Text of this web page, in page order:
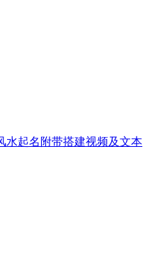
水起名附带搭建视频及文本